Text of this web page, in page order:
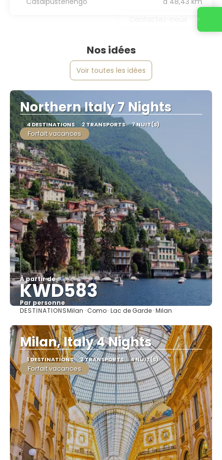
Nos idées
Voir toutes les idées
Northern Italy 7 Nights
4 DESTINATIONS 2 TRANSPORTS 7 NUIT(S)
Forfait vacances
À partir de
KWD583
Par personne
Afficher
DESTINATIONSMilan · Como · Lac de Garde · Milan
Milan, Italy 4 Nights
1 DESTINATIONS 2 TRANSPORTS 4 NUIT(S)
Forfait vacances